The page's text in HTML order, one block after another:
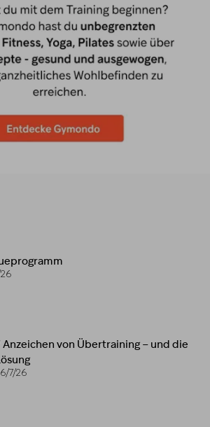
Anzeichen von Übertraining – und die
7/26